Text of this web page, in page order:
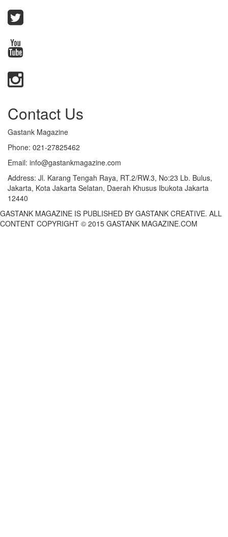
Contact Us
Gastank Magazine
Phone: 021-27825462
Email: info@gastankmagazine.com
Address: Jl. Karang Tengah Raya, RT.2/RW.3, No:23 Lb. Bulus,
Jakarta, Kota Jakarta Selatan, Daerah Khusus Ibukota Jakarta
12440
GASTANK MAGAZINE IS PUBLISHED BY GASTANK CREATIVE. ALL
CONTENT COPYRIGHT © 2015 GASTANK MAGAZINE.COM